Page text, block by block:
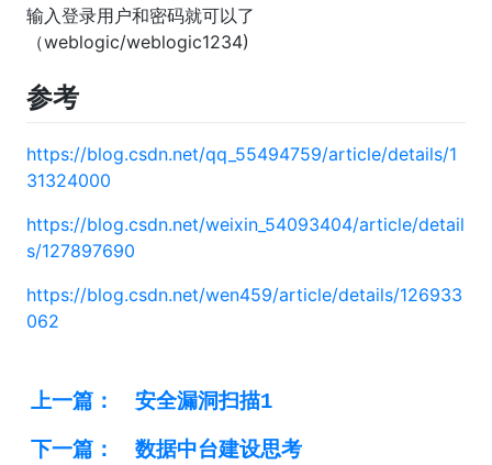
输入登录用户和密码就可以了
（weblogic/weblogic1234)
参考
https://blog.csdn.net/qq_55494759/article/details/1
31324000
https://blog.csdn.net/weixin_54093404/article/detail
s/127897690
https://blog.csdn.net/wen459/article/details/126933
062
上一篇：
安全漏洞扫描1
下一篇：
数据中台建设思考